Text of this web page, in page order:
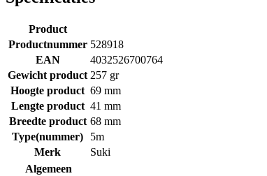
Product
Productnummer 528918
EAN
4032526700764
Gewicht product 257 gr
Hoogte product 69 mm
Lengte product 41 mm
Breedte product 68 mm
Type(nummer)
5m
Merk
Suki
Algemeen